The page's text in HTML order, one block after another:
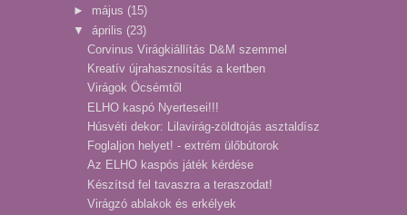
► május (15)
▼ április (23)
Corvinus Virágkiállítás D&M szemmel
Kreatív újrahasznosítás a kertben
Virágok Öcsémtől
ELHO kaspó Nyertesei!!!
Húsvéti dekor: Lilavirág-zöldtojás asztaldísz
Foglaljon helyet! - extrém ülőbútorok
Az ELHO kaspós játék kérdése
Készítsd fel tavaszra a teraszodat!
Virágzó ablakok és erkélyek